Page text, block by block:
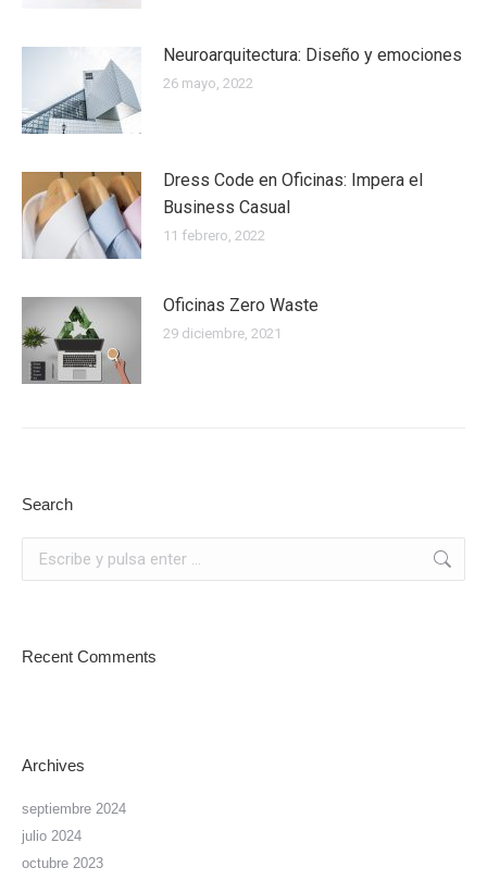
Neuroarquitectura: Diseño y emociones
26 mayo, 2022
Dress Code en Oficinas: Impera el
Business Casual
11 febrero, 2022
Oficinas Zero Waste
29 diciembre, 2021
Search
Recent Comments
Archives
septiembre 2024
julio 2024
octubre 2023